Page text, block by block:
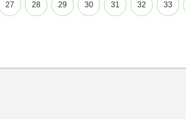
27 28 29 30 31 32 33